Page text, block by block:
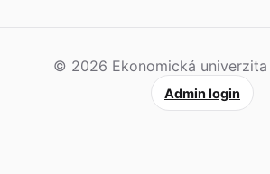
© 2026 Ekonomická
Admin login